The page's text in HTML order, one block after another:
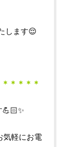
します😌
＊＊＊＊
気軽にお電